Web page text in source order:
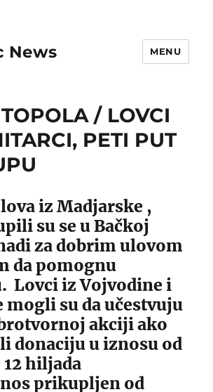
News MENU
/ LOVCI
PETI PUT
iz Madjarske ,
su se u Bačkoj
za dobrim ulovom
da pomognu
Lovci iz Vojvodine i
mogli su da učestvuju
akciji ako
donaciju u iznosu od
hiljada
prikupljen od